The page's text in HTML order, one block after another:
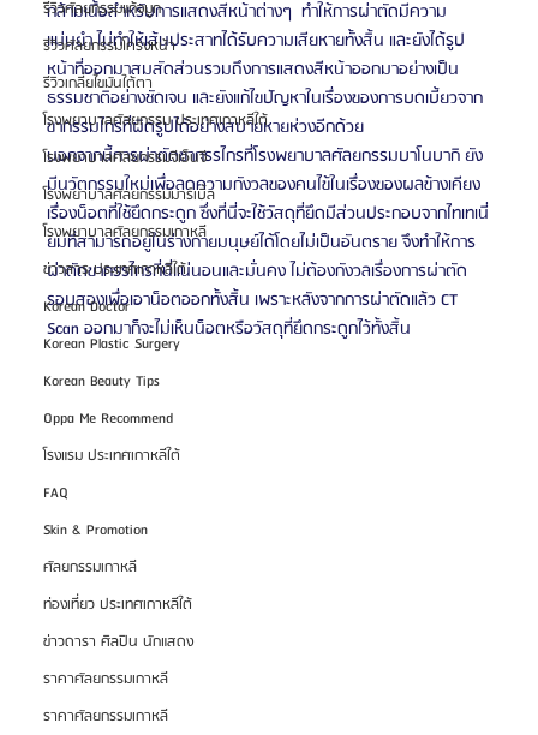
รีวิวศัลยกรรมแก้จมูก
รีวิวศัลยกรรมโครงหน้า
รีวิวเกลี่ยไขมันใต้ตา
โรงพยาบาลศัลยกรรม ประเทศเกาหลีใต้
โรงพยาบาลศัลยกรรมจีเอ็นจี
โรงพยาบาลศัลยกรรมมาร์เบิ้ล
โรงพยาบาลศัลยกรรมเกาหลี
ข่าวสาร ประเทศเกาหลีใต้
Korean Doctor
Korean Plastic Surgery
Korean Beauty Tips
Oppa Me Recommend
โรงแรม ประเทศเกาหลีใต้
FAQ
Skin & Promotion
ศัลยกรรมเกาหลี
ท่องเที่ยว ประเทศเกาหลีใต้
ข่าวดารา ศิลปิน นักแสดง
ราคาศัลยกรรมเกาหลี
ราคาศัลยกรรมเกาหลี
กล้ามเนื้อสำหรับการแสดงสีหน้าต่างๆ  ทำให้การผ่าตัดมีความ
แม่นยำ ไม่ทำให้เส้นประสาทได้รับความเสียหายทั้งสิ้น และยังได้รูป
หน้าที่ออกมาสมสัดส่วนรวมถึงการแสดงสีหน้าออกมาอย่างเป็น
ธรรมชาติอย่างชัดเจน และยังแก้ไขปัญหาในเรื่องของการบดเบี้ยวจาก
ขากรรมไกรที่ผิดรูปได้อย่างสบายหายห่วงอีกด้วย
นอกจากนี้การผ่าตัดขากรรไกรที่โรงพยาบาลศัลยกรรมบาโนบากิ ยัง
มีนวัตกรรมใหม่เพื่อลดความกังวลของคนไข้ในเรื่องของผลข้างเคียง
เรื่องน็อตที่ใช้ยึดกระดูก ซึ่งที่นี่จะใช้วัสดุที่ยึดมีส่วนประกอบจากไทเทเนี่
ยมที่สามารถอยู่ในร่างกายมนุษย์ได้โดยไม่เป็นอันตราย จึงทำให้การ
ผ่าตัดขากรรไกรที่นี่แน่นอนและมั่นคง ไม่ต้องกังวลเรื่องการผ่าตัด
รอบสองเพื่อเอาน็อตออกทั้งสิ้น เพราะหลังจากการผ่าตัดแล้ว CT
Scan ออกมาก็จะไม่เห็นน็อตหรือวัสดุที่ยึดกระดูกไว้ทั้งสิ้น